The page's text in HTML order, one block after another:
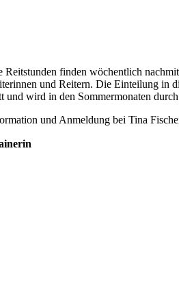
Reitstunden finden wöchentlich
und Reitern. Die Einteilung in
und wird in den Sommermonaten
und Anmeldung bei Tina